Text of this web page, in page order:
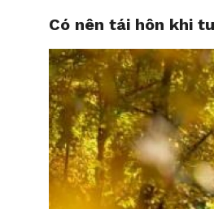
Có nên tái hôn khi